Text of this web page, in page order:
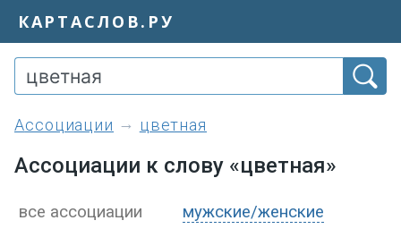
КАРТАСЛОВ.РУ
ассоциации цветная
Ассоциации к слову «цветная»
все ассоциации мужские/женские